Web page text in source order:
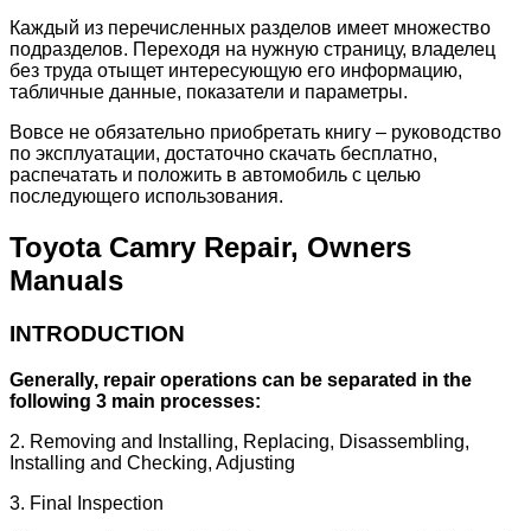
Каждый из перечисленных разделов имеет множество
подразделов. Переходя на нужную страницу, владелец
без труда отыщет интересующую его информацию,
табличные данные, показатели и параметры.
Вовсе не обязательно приобретать книгу – руководство
по эксплуатации, достаточно скачать бесплатно,
распечатать и положить в автомобиль с целью
последующего использования.
Toyota Camry Repair, Owners
Manuals
INTRODUCTION
Generally, repair operations can be separated in the
following 3 main processes:
2. Removing and Installing, Replacing, Disassembling,
Installing and Checking, Adjusting
3. Final Inspection